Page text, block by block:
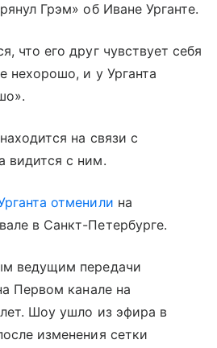
Грэм» об Иване Урганте.
что его друг чувствует себя
нехорошо, и у Урганта
на связи с
видится с ним.
отменили на
в Санкт-Петербурге.
ведущим передачи
Первом канале на
Шоу ушло из эфира в
изменения сетки